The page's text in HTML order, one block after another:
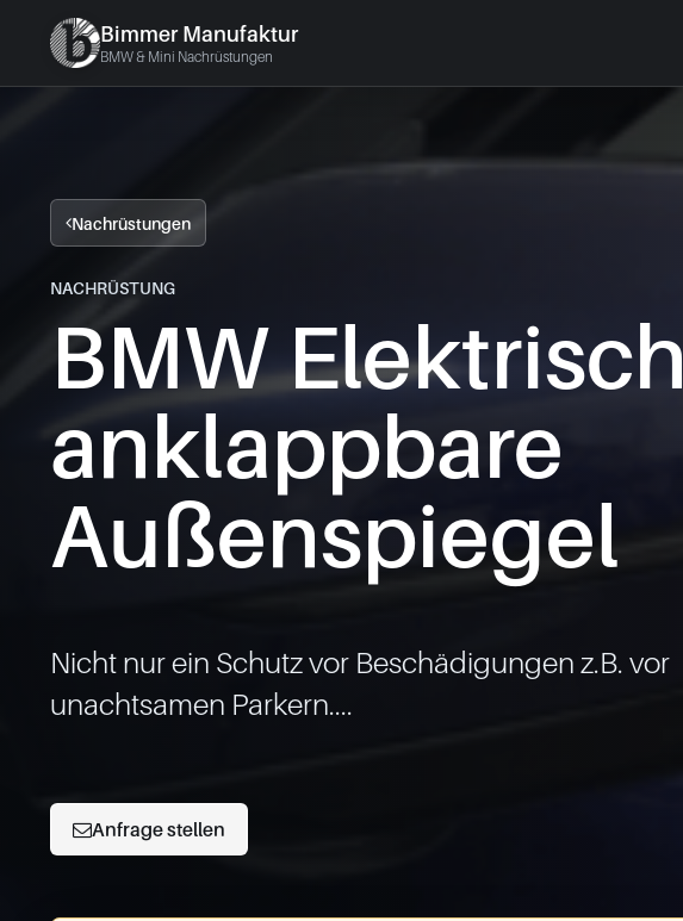
Bimmer Manufaktur
BMW & Mini Nachrüstungen
Nachrüstungen
NACHRÜSTUNG
BMW Elektrisch
anklappbare
Außenspiegel
Nicht nur ein Schutz vor Beschädigungen z.B. vor
unachtsamen Parkern....
Anfrage stellen